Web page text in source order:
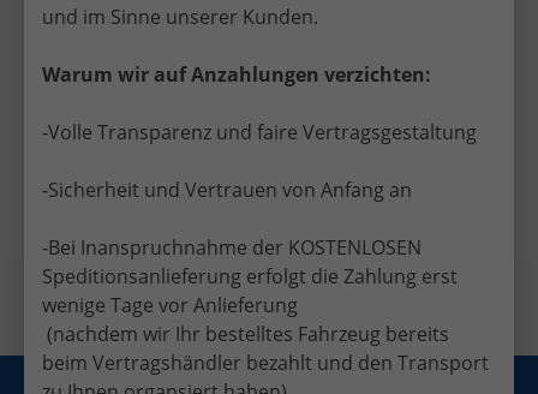
und im Sinne unserer Kunden.
Warum wir auf Anzahlungen verzichten:
-Volle Transparenz und faire Vertragsgestaltung
-Sicherheit und Vertrauen von Anfang an
-Bei Inanspruchnahme der KOSTENLOSEN
Speditionsanlieferung erfolgt die Zahlung erst
wenige Tage vor Anlieferung
(nachdem wir Ihr bestelltes Fahrzeug bereits
beim Vertragshändler bezahlt und den Transport